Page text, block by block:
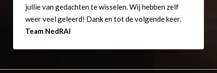
jullie van gedachten te wisselen. Wij hebben zelf
weer veel geleerd! Dank en tot de volgende keer.
Team NedRAI